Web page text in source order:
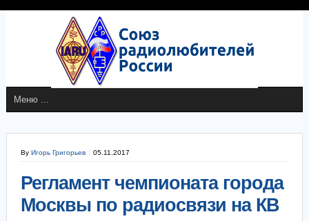
By Игорь Григорьев 05.11.2017
Регламент чемпионата города
Москвы по радиосвязи на КВ